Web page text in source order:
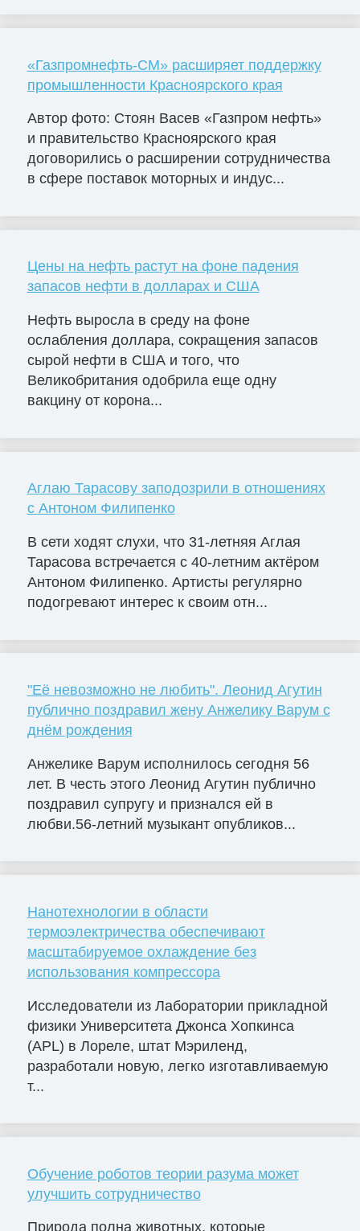
«Газпромнефть-СМ» расширяет поддержку
промышленности Красноярского края
Автор фото: Стоян Васев «Газпром нефть»
и правительство Красноярского края
договорились о расширении сотрудничества
в сфере поставок моторных и индус...
Цены на нефть растут на фоне падения
запасов нефти в долларах и США
Нефть выросла в среду на фоне
ослабления доллара, сокращения запасов
сырой нефти в США и того, что
Великобритания одобрила еще одну
вакцину от корона...
Аглаю Тарасову заподозрили в отношениях
с Антоном Филипенко
В сети ходят слухи, что 31-летняя Аглая
Тарасова встречается с 40-летним актёром
Антоном Филипенко. Артисты регулярно
подогревают интерес к своим отн...
"Её невозможно не любить". Леонид Агутин
публично поздравил жену Анжелику Варум с
днём рождения
Анжелике Варум исполнилось сегодня 56
лет. В честь этого Леонид Агутин публично
поздравил супругу и признался ей в
любви.56-летний музыкант опубликов...
Нанотехнологии в области
термоэлектричества обеспечивают
масштабируемое охлаждение без
использования компрессора
Исследователи из Лаборатории прикладной
физики Университета Джонса Хопкинса
(APL) в Лореле, штат Мэриленд,
разработали новую, легко изготавливаемую
т...
Обучение роботов теории разума может
улучшить сотрудничество
Природа полна животных, которые